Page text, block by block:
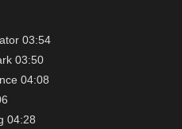
03:54
03:50
04:08
04:28